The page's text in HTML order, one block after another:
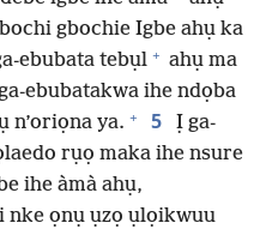
gbochie Igbe ahụ ka
ebubata tebụl + ahụ ma
ebubatakwa ihe ndọba
n’oriọna ya. + 5
Ị ga-
rụọ maka ihe nsure
ihe àmà ahụ,
nke ọnụ ụzọ ụlọikwuu